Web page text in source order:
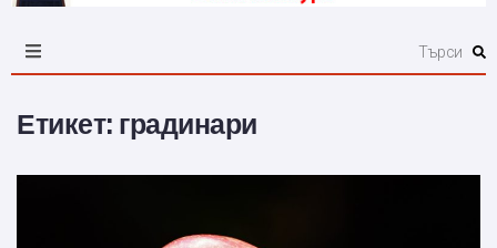
Етикет: градинари